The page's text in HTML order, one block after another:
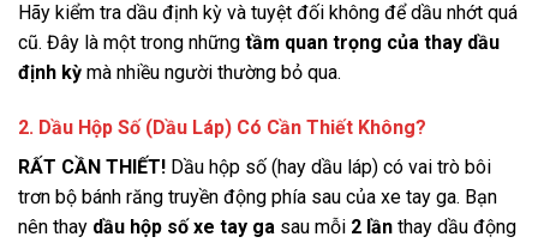
Hãy kiểm tra dầu định kỳ và tuyệt đối không để dầu nhớt quá
cũ. Đây là một trong những tầm quan trọng của thay dầu
định kỳ mà nhiều người thường bỏ qua.
2. Dầu Hộp Số (Dầu Láp) Có Cần Thiết Không?
RẤT CẦN THIẾT! Dầu hộp số (hay dầu láp) có vai trò bôi
trơn bộ bánh răng truyền động phía sau của xe tay ga. Bạn
nên thay dầu hộp số xe tay ga sau mỗi 2 lần thay dầu động